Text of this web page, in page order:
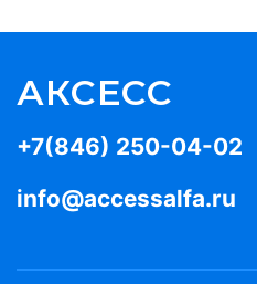
+7(846) 250-04-02
info@accessalfa.ru
АКСЕСС